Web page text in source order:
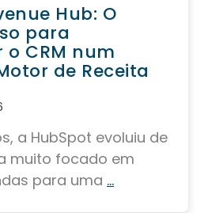
Hub: O
para
CRM num
de Receita
a HubSpot evoluiu de
muito focado em
para uma ...